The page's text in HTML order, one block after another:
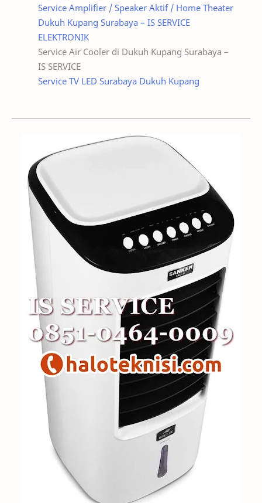
Service Amplifier / Speaker Aktif / Home Theater
Dukuh Kupang Surabaya – IS SERVICE
ELEKTRONIK
Service Air Cooler di Dukuh Kupang Surabaya –
IS SERVICE
Service TV LED Surabaya Dukuh Kupang